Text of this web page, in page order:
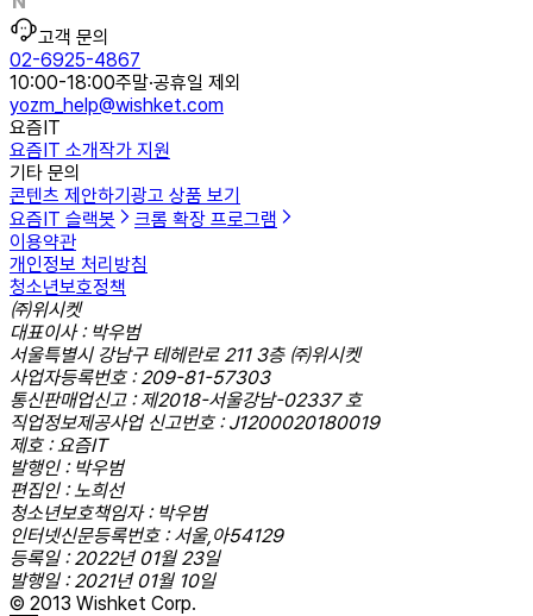
고객 문의
02-6925-4867
10:00-18:00주말·공휴일 제외
yozm_help@wishket.com
요즘IT
요즘IT 소개작가 지원
기타 문의
콘텐츠 제안하기광고 상품 보기
요즘IT 슬랙봇
크롬 확장 프로그램
이용약관
개인정보 처리방침
청소년보호정책
㈜위시켓
대표이사 : 박우범
서울특별시 강남구 테헤란로 211 3층 ㈜위시켓
사업자등록번호 : 209-81-57303
통신판매업신고 : 제2018-서울강남-02337 호
직업정보제공사업 신고번호 : J1200020180019
제호 : 요즘IT
발행인 : 박우범
편집인 : 노희선
청소년보호책임자 : 박우범
인터넷신문등록번호 : 서울,아54129
등록일 : 2022년 01월 23일
발행일 : 2021년 01월 10일
© 2013 Wishket Corp.